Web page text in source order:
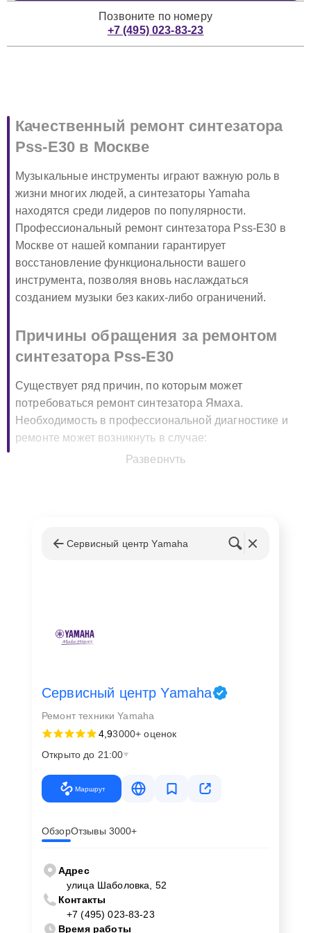
Позвоните по номеру
+7 (495) 023-83-23
Качественный ремонт синтезатора
Pss-E30 в Москве
Музыкальные инструменты играют важную роль в
жизни многих людей, а синтезаторы Yamaha
находятся среди лидеров по популярности.
Профессиональный ремонт синтезатора Pss-E30 в
Москве от нашей компании гарантирует
восстановление функциональности вашего
инструмента, позволяя вновь наслаждаться
созданием музыки без каких-либо ограничений.
Причины обращения за ремонтом
синтезатора Pss-E30
Существует ряд причин, по которым может
потребоваться ремонт синтезатора Ямаха.
Необходимость в профессиональной диагностике и
ремонте может возникнуть в случае:
Каждая из этих проблем требует индивидуального
сервисный центр
Москве, вы получаете следующие преимущества:
Быструю и точную диагностику неисправностей.
Использование оригинальных запчастей от
Yamaha.
детали.
специалистов обладает всем необходимым опытом и
синтезаторов Ямаха, гарантируя долгосрочные
результаты.
Как заказать ремонт синтезатора
Развернуть
Сервисный центр Yamaha
Сервисный центр Yamaha
Ремонт техники Yamaha
4,93000+ оценок
Открыто до 21:00
Маршрут
ОбзорОтзывы 3000+
Адрес
улица Шаболовка, 52
Контакты
+7 (495) 023-83-23
Время работы